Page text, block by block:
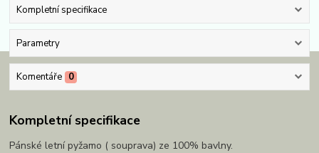
Kompletní specifikace
Parametry
Komentáře 0
Kompletní specifikace
Pánské letní pyžamo ( souprava) ze 100% bavlny.